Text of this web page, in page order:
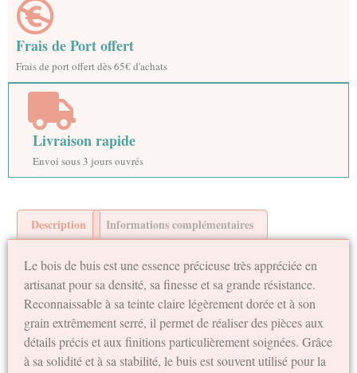
Frais de Port offert
Frais de port offert dès 65€ d'achats
Livraison rapide
Envoi sous 3 jours ouvrés
Description Informations complémentaires
Le bois de buis est une essence précieuse très appréciée en
artisanat pour sa densité, sa finesse et sa grande résistance.
Reconnaissable à sa teinte claire légèrement dorée et à son
grain extrêmement serré, il permet de réaliser des pièces aux
détails précis et aux finitions particulièrement soignées. Grâce
à sa solidité et à sa stabilité, le buis est souvent utilisé pour la